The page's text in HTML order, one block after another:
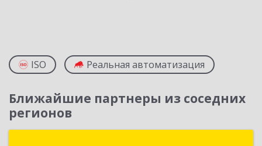
ISO Реальная автоматизация
Ближайшие партнеры из соседних
регионов